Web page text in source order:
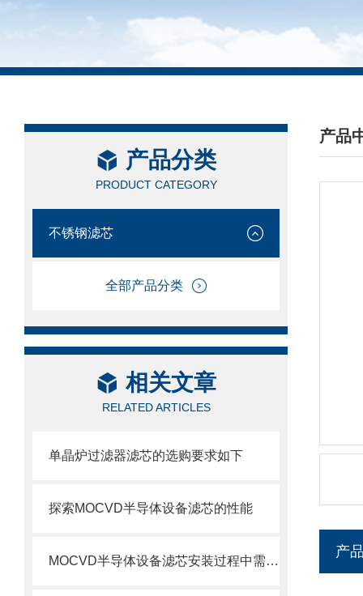
产品分类
PRODUCT CATEGORY
不锈钢滤芯
全部产品分类
相关文章
RELATED ARTICLES
单晶炉过滤器滤芯的选购要求如下
探索MOCVD半导体设备滤芯的性能
MOCVD半导体设备滤芯安装过程中需要注意的几个关键步骤
产品
/
产